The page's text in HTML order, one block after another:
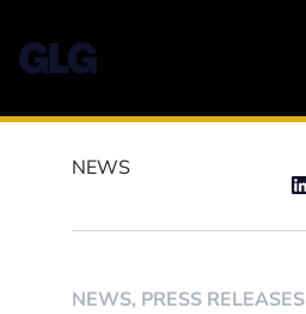
NEWS
NEWS, PRESS RELEASES